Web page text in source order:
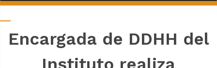
Encargada de DDHH del
Instituto realiza